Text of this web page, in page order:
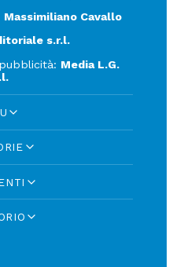
Massimiliano Cavallo
s.r.l.
Media L.G.